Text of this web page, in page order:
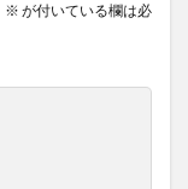
※ が付いている欄は必